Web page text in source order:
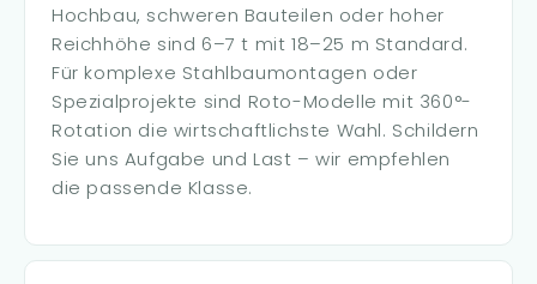
Hochbau, schweren Bauteilen oder hoher
Reichhöhe sind 6–7 t mit 18–25 m Standard.
Für komplexe Stahlbaumontagen oder
Spezialprojekte sind Roto-Modelle mit 360°-
Rotation die wirtschaftlichste Wahl. Schildern
Sie uns Aufgabe und Last – wir empfehlen
die passende Klasse.